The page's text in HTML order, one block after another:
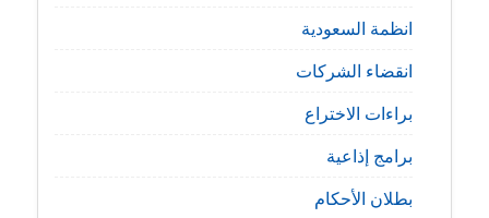
انظمة السعودية
انقضاء الشركات
براءات الاختراع
برامج إذاعية
بطلان الأحكام